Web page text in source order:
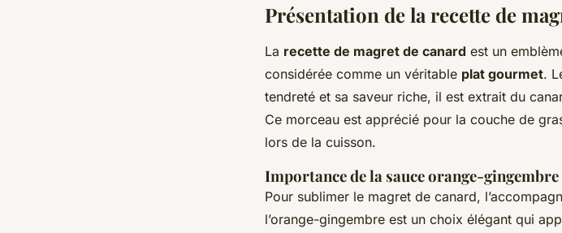
Dégustez un magret de canard
saveurs sublimes : la recette
irrésistible sauce orange-
Présentation de la recette de
La recette de magret de canard est un
considérée comme un véritable plat gourmet.
tendreté et sa saveur riche, il est extrait du
Ce morceau est apprécié pour la couche de
lors de la cuisson.
Importance de la sauce orange-gingembre
Pour sublimer le magret de canard,
l’orange-gingembre est un choix élégant qui